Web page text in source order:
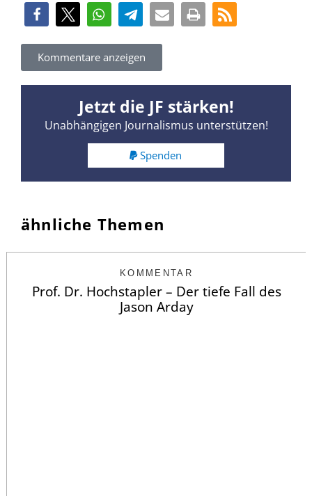
Kommentare anzeigen
Jetzt die JF stärken!
Unabhängigen Journalismus unterstützen!
Spenden
ähnliche Themen
KOMMENTAR
Prof. Dr. Hochstapler – Der tiefe Fall des
Jason Arday